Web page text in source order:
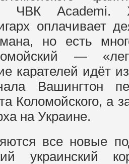
ЧВК Academi.
оплачивает
но есть
—
карателей идёт
Вашингтон
Коломойского, а
на Украине.
все новые
украинский